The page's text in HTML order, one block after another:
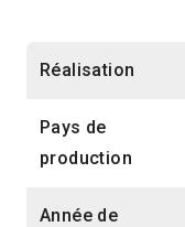
Réalisation
Pays de
production
Année de